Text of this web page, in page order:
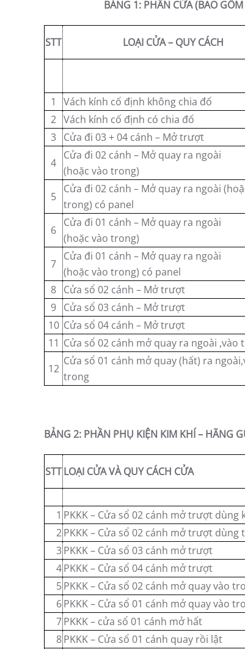
BẢNG 1: PHẦN CỬA (BAO
STT LOẠI CỬA – QUY CÁCH
1
Vách kính cố định không chia đố
2 Vách kính cố định có chia đố
3 Cửa đi 03 + 04 cánh – Mở trượt
4
Cửa đi 02 cánh – Mở quay ra ngoài
(hoặc vào trong)
5
Cửa đi 02 cánh – Mở quay ra ngoài
trong) có panel
6
Cửa đi 01 cánh – Mở quay ra ngoài
(hoặc vào trong)
7
Cửa đi 01 cánh – Mở quay ra ngoài
(hoặc vào trong) có panel
8 Cửa sổ 02 cánh – Mở trượt
9 Cửa sổ 03 cánh – Mở trượt
10 Cửa sổ 04 cánh – Mở trượt
11 Cửa sổ 02 cánh mở quay ra ngoài ,vào
12
Cửa sổ 01 cánh mở quay (hất) ra
trong
BẢNG 2: PHẦN PHỤ KIỆN KIM KHÍ – HÃNG
STTLOẠI CỬA VÀ QUY CÁCH CỬA
1 PKKK – Cửa sổ 02 cánh mở trượt dùng
2PKKK – Cửa sổ 02 cánh mở trượt
3PKKK – Cửa sổ 03 cánh mở trượt
4PKKK – Cửa sổ 04 cánh mở trượt
5PKKK – Cửa sổ 02 cánh mở quay vào
6PKKK – Cửa sổ 01 cánh mở quay vào
7PKKK – cửa sổ 01 cánh mở hất
8PKKK – Cửa sổ 01 cánh quay rồi lật